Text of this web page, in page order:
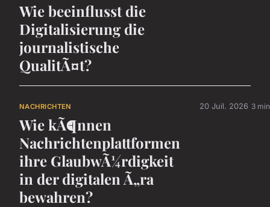
Wie beeinflusst die
Digitalisierung die
journalistische
QualitÃ¤t?
NACHRICHTEN
Wie kÃ¶nnen
Nachrichtenplattformen
ihre GlaubwÃ¼rdigkeit
in der digitalen Ã„ra
bewahren?
20 Juil. 2026 3 min